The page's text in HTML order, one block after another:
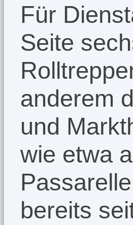
Für
Seite
anderem
und
wie etwa
bereits